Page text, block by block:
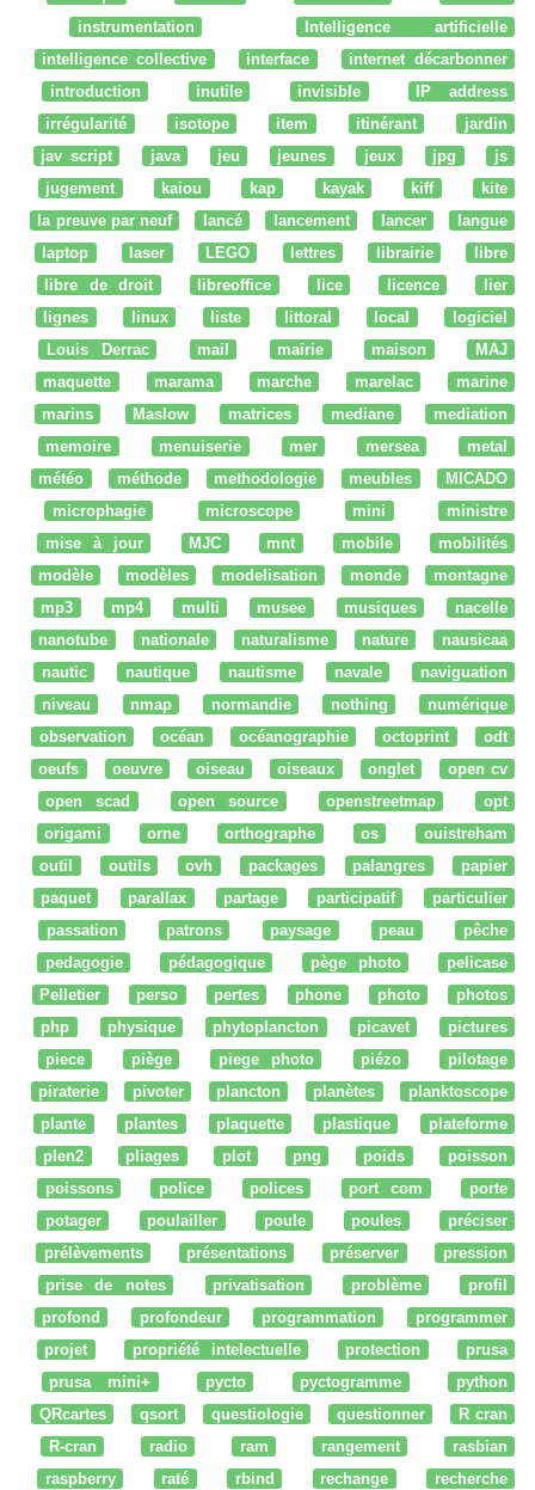
instrumentation
Intelligence artificielle
intelligence collective
interface
internet décarbonner
introduction
inutile invisible
IP address
irrégularité
isotope item itinérant
jardin
jav script
java jeu jeunes jeux jpg
js
jugement
kaiou kap kayak kiff
kite
la preuve par neuf
lancé lancement lancer
langue
laptop
laser LEGO lettres librairie
libre
libre de droit
libreoffice lice licence
lier
lignes
linux liste littoral local
logiciel
Louis Derrac
mail mairie maison
MAJ
maquette
marama marche marelac
marine
marins
Maslow matrices mediane
mediation
memoire
menuiserie mer mersea
metal
météo
méthode methodologie meubles
MICADO
microphagie
microscope mini
ministre
mise à jour
MJC mnt mobile
mobilités
modèle
modèles modelisation monde
montagne
mp3
mp4 multi musee musiques
nacelle
nanotube
nationale naturalisme nature
nausicaa
nautic
nautique nautisme navale
naviguation
niveau
nmap normandie nothing
numérique
observation
océan océanographie octoprint
odt
oeufs
oeuvre oiseau oiseaux onglet
open cv
open scad
open source openstreetmap
opt
origami
orne orthographe os
ouistreham
outil
outils ovh packages palangres
papier
paquet
parallax partage participatif
particulier
passation
patrons paysage peau
pêche
pedagogie
pédagogique pège photo
pelicase
Pelletier
perso pertes phone photo
photos
php
physique phytoplancton picavet
pictures
piece
piège piege photo piézo
pilotage
piraterie
pivoter plancton planètes
planktoscope
plante
plantes plaquette plastique
plateforme
plen2
pliages plot png poids
poisson
poissons
police polices port com
porte
potager
poulailler poule poules
préciser
prélèvements
présentations préserver
pression
prise de notes
privatisation problème
profil
profond
profondeur programmation
programmer
projet
propriété intelectuelle protection
prusa
prusa mini+
pycto pyctogramme
python
QRcartes
qsort questiologie questionner
R cran
R-cran
radio ram rangement
rasbian
raspberry
raté rbind rechange
recherche